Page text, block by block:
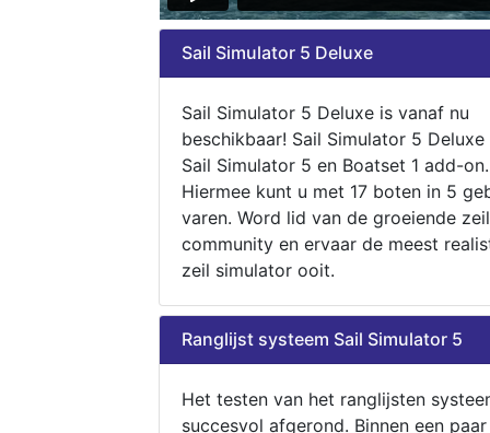
Sail Simulator 5 Deluxe
Sail Simulator 5 Deluxe is vanaf nu
beschikbaar! Sail Simulator 5
Sail Simulator 5 en Boatset 1 add-on.
Hiermee kunt u met 17 boten in 5
varen. Word lid van de groeiende zeil
community en ervaar de meest
zeil simulator ooit.
Ranglijst systeem Sail Simulator 5
Het testen van het ranglijsten
succesvol afgerond. Binnen een